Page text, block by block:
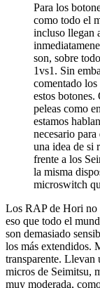
Para los
como todo el
incluso llegan
son, sobre
1vs1. Sin
comentado
estos botones.
peleas como
estamos
necesario
una idea de si
frente a los
la misma
microswitch
Los RAP de Hori no
eso que todo el
son demasiado
los más extendidos.
transparente. Llevan
micros de Seimitsu,
muy moderada,